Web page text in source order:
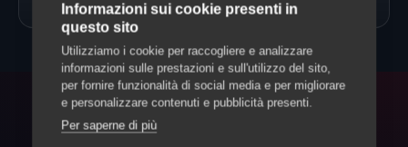
Informazioni sui cookie presenti in
questo sito
Utilizziamo i cookie per raccogliere e analizzare
informazioni sulle prestazioni e sull'utilizzo del sito,
per fornire funzionalità di social media e per migliorare
e personalizzare contenuti e pubblicità presenti.
Per saperne di più